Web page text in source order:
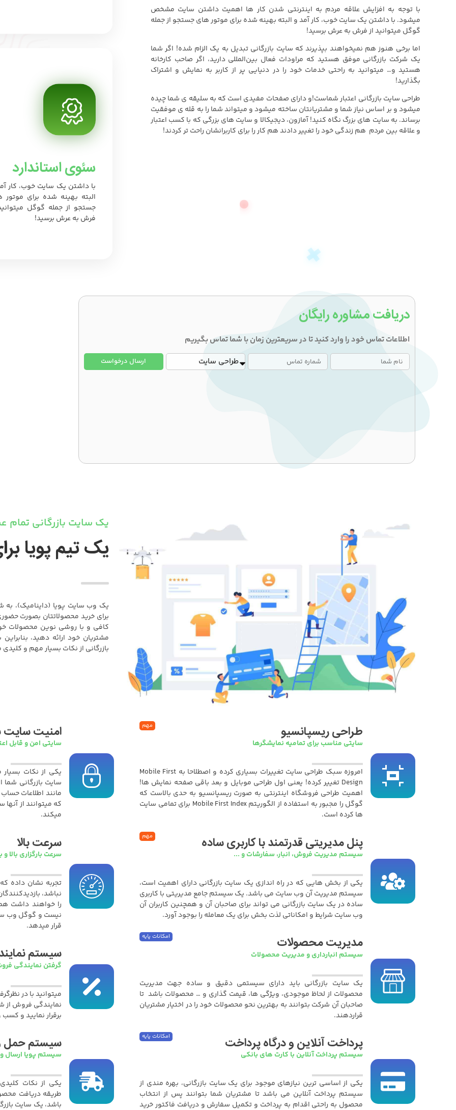
با توجه به افزایش علاقه مردم به اینترنتی شدن کار ها اهمیت داشتن سایت مشخص
میشود. با داشتن یک سایت خوب، کار آمد و البته بهینه شده برای موتور های جستجو از جمله
گوگل میتوانید از فرش به عرش برسید!
اما برخی هنوز هم نمیخواهند بپذیرند که سایت بازرگانی تبدیل به یک الزام شده! اگر شما
یک شرکت بازرگانی موفق هستید که مراودات فعال بین‌المللی دارید، اگر صاحب کارخانه
هستید و… میتوانید به راحتی خدمات خود را در دنیایی پر از کاربر به نمایش و اشتراک
بگذارید!
طراحی سایت بازرگانی اعتبار شماست!و دارای صفحات مفیدی است که به سلیقه ی شما چیده
میشود و بر اساس نیاز شما و مشتریانتان ساخته میشود و میتواند شما را به قله ی موفقیت
برساند. به سایت های بزرگ نگاه کنید! آمازون، دیجیکالا و سایت های بزرگی که با کسب اعتبار
و علاقه بین مردم هم زندگی خود را تغییر دادند هم کار را برای کاربرانشان راحت تر کردند!
سئوی استاندارد
با داشتن یک سایت خوب، کار
البته بهینه شده برای موتور
جستجو از جمله گوگل
فرش به عرش برسید!
دریافت مشاوره رایگان
اطلاعات تماس خود را وارد کنید تا در سریعترین زمان با شما تماس بگیریم
ارسال درخواست
یک سایت بازرگانی تمام
یک تیم پویا
یک وب سایت پویا (داینامیک)، به
برای خرید محصولاتتان بصورت
کافی و با روشی نوین محصولات
مشتریان خود ارائه دهید،
بازرگانی از نکات بسیار مهم و
طراحی ریسپانسیو
سایتی مناسب برای تمامیه نمایشگرها
امروزه سبک طراحی سایت تغییرات بسیاری کرده و اصطلاحا به Mobile First
Design تغییر کرده! یعنی اول طراحی موبایل و بعد باقی صفحه نمایش ها!
اهمیت طراحی فروشگاه اینترنتی به صورت ریسپانسیو به حدی بالاست که
گوگل را مجبور به استفاده از الگوریتم Mobile First Index برای تمامی سایت
ها کرده است.
مهم
پنل مدیریتی قدرتمند با کاربری ساده
سیستم مدیریت فروش، انبار، سفارشات و ...
یکی از بخش هایی که در راه اندازی یک سایت بازرگانی دارای اهمیت است،
سیستم مدیریت آن وب سایت می باشد. یک سیستم جامع مدیریتی با کاربری
ساده در یک سایت بازرگانی می تواند برای صاحبان آن و همچنین کاربران آن
وب سایت شرایط و امکاناتی لذت بخش برای یک معامله را بوجود آورد.
مهم
مدیریت محصولات
سیستم انبارداری و مدیریت محصولات
یک سایت بازرگانی باید دارای سیستمی دقیق و ساده جهت مدیریت
محصولات از لحاظ موجودی، ویژگی ها، قیمت گذاری و … محصولات باشد تا
صاحبان آن شرکت بتوانند به بهترین نحو محصولات خود را در اختیار مشتریان
قراردهند.
امکانات پایه
پرداخت آنلاین و درگاه پرداخت
سیستم پرداخت آنلاین با کارت های بانکی
یکی از اساسی ترین نیازهای موجود برای یک سایت بازرگانی، بهره مندی از
سیستم پرداخت آنلاین می باشد تا مشتریان شما بتوانند پس از انتخاب
محصول به راحتی اقدام به پرداخت و تکمیل سفارش و دریافت فاکتور خرید
امکانات پایه
امنیت سایت
سایتی امن و قابل
یکی از نکات
سایت بازرگانی
مانند اطلاعات
که میتوانند از
میکند.
سرعت بالا
سرعت بارگزاری بالا و
تجربه نشان داده
نباشد،
را خواهند داشت
نیست و گوگل وب
قرار میدهد.
سیستم
گرفتن نمایندگی
میتوانید با در
نمایندگی فروش از
برقرار نمایید و
سیستم حمل
سیستم پویا ارسال
یکی از نکات
طریقه دریافت
باشد، یک سایت